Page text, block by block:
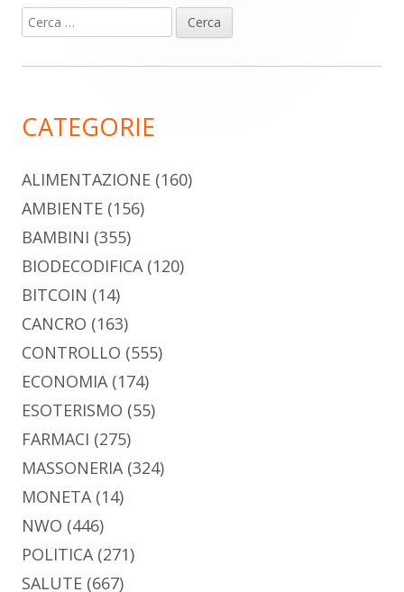
Barra
laterale
Ricerca
per:
CATEGORIE
ALIMENTAZIONE (160)
AMBIENTE (156)
BAMBINI (355)
BIODECODIFICA (120)
BITCOIN (14)
CANCRO (163)
CONTROLLO (555)
ECONOMIA (174)
ESOTERISMO (55)
FARMACI (275)
MASSONERIA (324)
MONETA (14)
NWO (446)
POLITICA (271)
SALUTE (667)